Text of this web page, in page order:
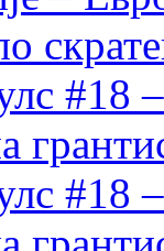
#18
#18